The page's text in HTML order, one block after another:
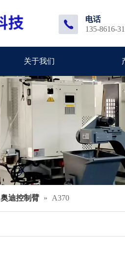
电话
135-8616-
关于我们
奥迪控制臂 » A370